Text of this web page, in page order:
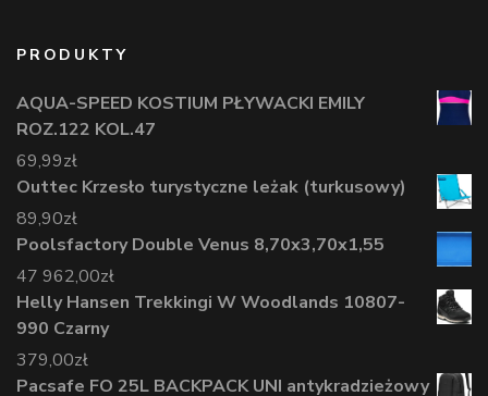
PRODUKTY
AQUA-SPEED KOSTIUM PŁYWACKI EMILY
ROZ.122 KOL.47
69,99zł
Outtec Krzesło turystyczne leżak (turkusowy)
89,90zł
Poolsfactory Double Venus 8,70x3,70x1,55
47 962,00zł
Helly Hansen Trekkingi W Woodlands 10807-
990 Czarny
379,00zł
Pacsafe FO 25L BACKPACK UNI antykradzieżowy